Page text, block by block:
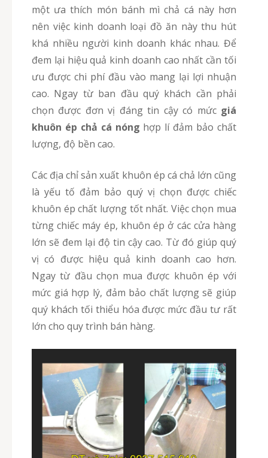
một ưa thích món bánh mì chả cá này hơn
nên việc kinh doanh loại đồ ăn này thu hút
khá nhiều người kinh doanh khác nhau. Để
đem lại hiệu quả kinh doanh cao nhất cần tối
ưu được chi phí đầu vào mang lại lợi nhuận
cao. Ngay từ ban đầu quý khách cần phải
chọn được đơn vị đáng tin cậy có mức giá
khuôn ép chả cá nóng hợp lí đảm bảo chất
lượng, độ bền cao.
Các địa chỉ sản xuất khuôn ép cá chả lớn cũng
là yếu tố đảm bảo quý vị chọn được chiếc
khuôn ép chất lượng tốt nhất. Việc chọn mua
từng chiếc máy ép, khuôn ép ở các cửa hàng
lớn sẽ đem lại độ tin cậy cao. Từ đó giúp quý
vị có được hiệu quả kinh doanh cao hơn.
Ngay từ đầu chọn mua được khuôn ép với
mức giá hợp lý, đảm bảo chất lượng sẽ giúp
quý khách tối thiểu hóa được mức đầu tư rất
lớn cho quy trình bán hàng.